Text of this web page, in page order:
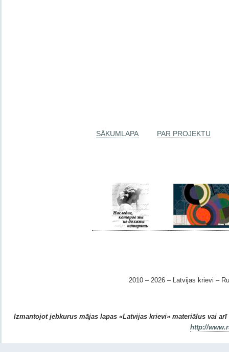
SĀKUMLAPA PAR PROJEKTU
2010 – 2026 – Latvijas krievi –
Izmantojot jebkurus mājas lapas «Latvijas krievi» materiālus vai
http://